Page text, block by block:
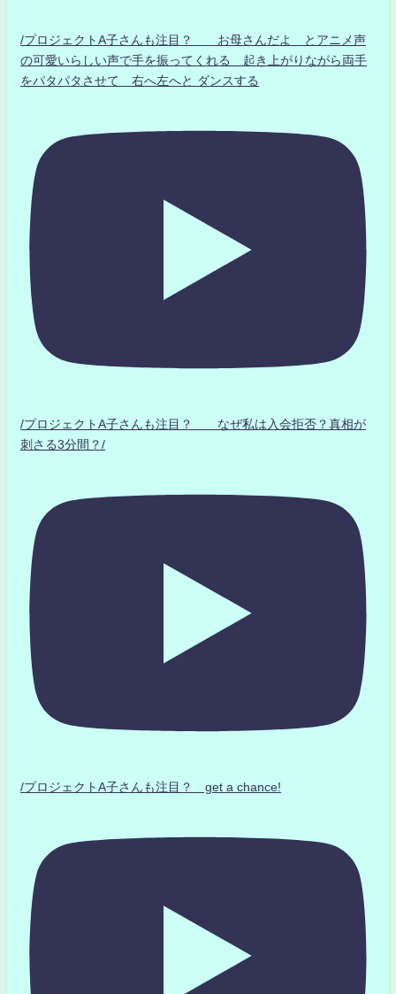
/プロジェクトA子さんも注目？ お母さんだよ とアニメ声
の可愛いらしい声で手を振ってくれる 起き上がりながら両手
をパタパタさせて 右へ左へと ダンスする
/プロジェクトA子さんも注目？ なぜ私は入会拒否？真相が
刺さる3分間？/
/プロジェクトA子さんも注目？ get a chance!